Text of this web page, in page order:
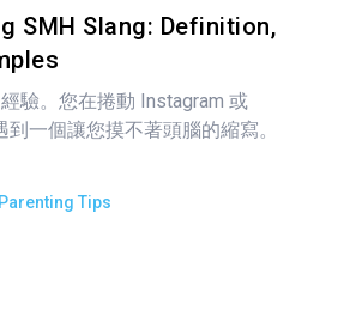
SMH Slang: Definition,
驗。您在捲動 Instagram 或
一個讓您摸不著頭腦的縮寫。
Parenting Tips